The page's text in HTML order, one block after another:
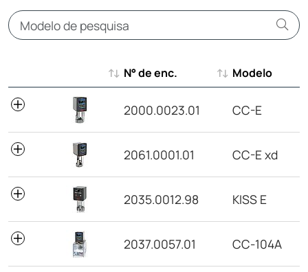
N° de enc.
Modelo
2000.0023.01 CC-E
2061.0001.01 CC-E xd
2035.0012.98 KISS E
2037.0057.01 CC-104A